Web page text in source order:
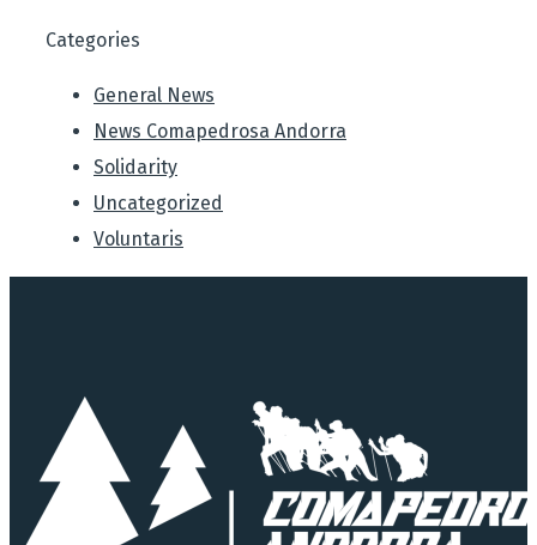
Categories
General News
News Comapedrosa Andorra
Solidarity
Uncategorized
Voluntaris